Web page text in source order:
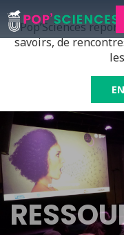
Pop’Sciences
savoirs, de